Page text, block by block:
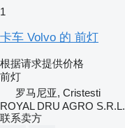
1
卡车 Volvo 的 前灯
根据请求提供价格
前灯
罗马尼亚, Cristesti
ROYAL DRU AGRO S.R.L.
联系卖方